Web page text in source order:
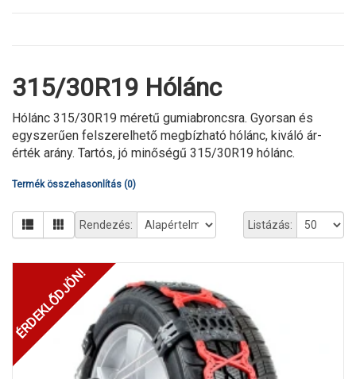
315/30R19 Hólánc
Hólánc 315/30R19 méretű gumiabroncsra. Gyorsan és
egyszerűen felszerelhető megbízható hólánc, kiváló ár-
érték arány. Tartós, jó minőségű 315/30R19 hólánc.
Termék összehasonlítás (0)
Listázás:
Rendezés:
ÉRDEKLŐDJÖN!